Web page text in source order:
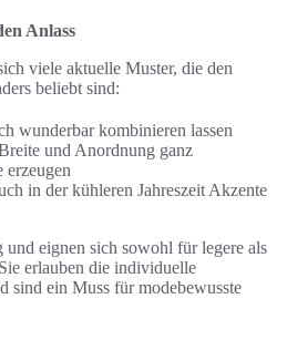
Anlass
viele aktuelle Muster, die den
beliebt sind:
wunderbar kombinieren lassen
und Anordnung ganz
erzeugen
in der kühleren Jahreszeit Akzente
eignen sich sowohl für legere als
erlauben die individuelle
sind ein Muss für modebewusste